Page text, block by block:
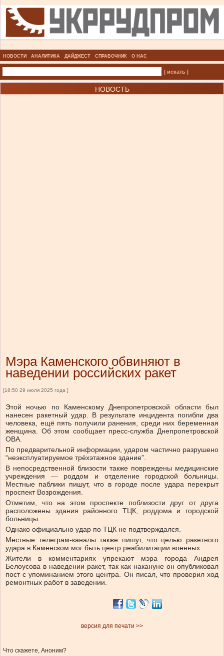
НОВОСТИ АНАЛИТИКА ДАЙДЖЕСТ СПРАВОЧНИК О НАС
| искать |
НОВОСТЬ
Мэра Каменского обвиняют в
наведении российских ракет
[18:50 29 июля 2025 года ]
Этой ночью по Каменскому Днепропетровской области был
нанесен ракетный удар. В результате инцидента погибли два
человека, ещё пять получили ранения, среди них беременная
женщина. Об этом сообщает пресс-служба Днепропетровской
ОВА.
По предварительной информации, ударом частично разрушено
“неэксплуатируемое трёхэтажное здание”.
В непосредственной близости также повреждены медицинские
учреждения — роддом и отделение городской больницы.
Местные паблики пишут, что в городе после удара перекрыт
проспект Возрождения.
Отметим, что на этом проспекте поблизости друг от друга
расположены здания районного ТЦК, роддома и городской
больницы.
Однако официально удар по ТЦК не подтверждался.
Местные телеграм-каналы также пишут, что целью ракетного
удара в Каменском мог быть центр реабилитации военных.
Жители в комментариях упрекают мэра города Андрея
Белоусова в наведении ракет, так как накануне он опубликовал
пост с упоминанием этого центра. Он писал, что проверил ход
ремонтных работ в заведении.
версия для печати >>
Что скажете, Аноним?